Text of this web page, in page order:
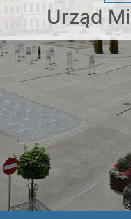
Urząd